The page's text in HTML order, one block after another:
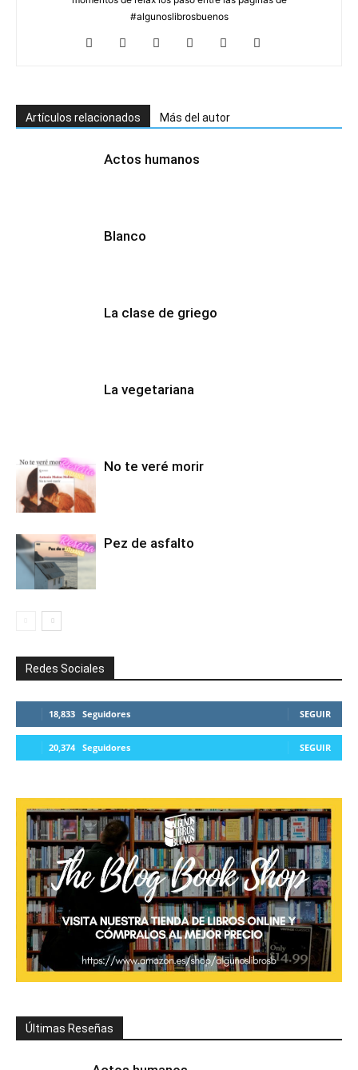
#algunoslibrosbuenos
Artículos relacionados Más del autor
Actos humanos
Blanco
La clase de griego
La vegetariana
No te veré morir
Pez de asfalto
Redes Sociales
18,833 Seguidores SEGUIR
20,374 Seguidores SEGUIR
Últimas Reseñas